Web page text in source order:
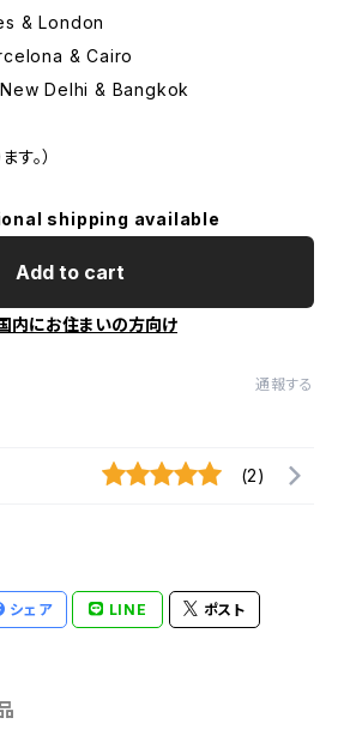
& London
& Cairo
Delhi & Bangkok
。）
shipping available
Add to cart
内にお住まいの方向け
通報する
(2)
シェア LINE ポスト